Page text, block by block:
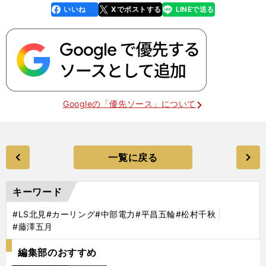
faceboo
k
いいね Xでポストする
line LINEで送る
Googleの「優先ソース」について
一覧に戻る
キーワード
#LS北見#カーリング#中部電力#平昌五輪#松村千秋
#藤澤五月
編集部のおすすめ